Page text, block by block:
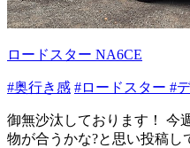
ロードスター NA6CE
#奥行き感 #ロードスター #
御無沙汰しております！ 今
物が合うかな?と思い投稿し